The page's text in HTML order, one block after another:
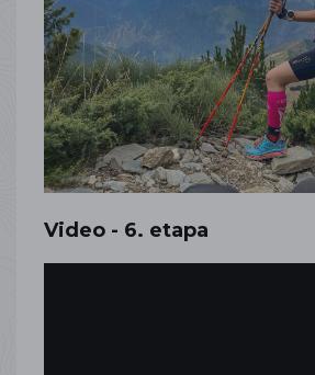
Video - 6. etapa